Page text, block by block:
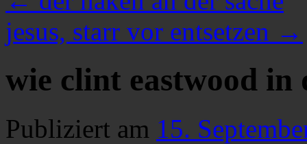
jesus, starr vor entsetzen →
wie clint eastwood
Publiziert am 15.